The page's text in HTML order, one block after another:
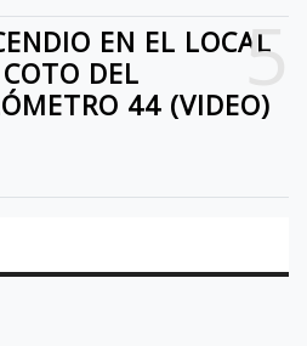
5
EN EL LOCAL
DEL
44 (VIDEO)